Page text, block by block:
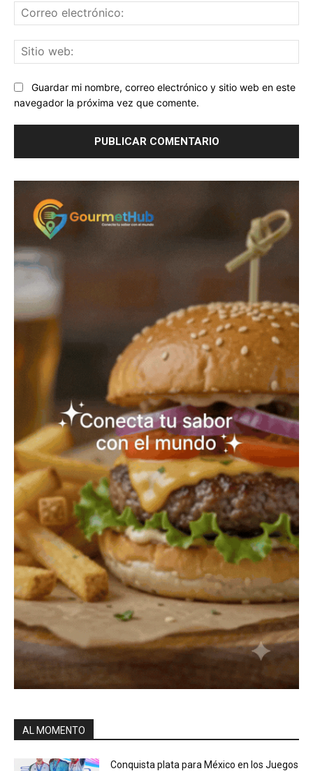
Guardar mi nombre, correo electrónico y sitio web en este
navegador la próxima vez que comente.
AL MOMENTO
Conquista plata para México en los Juegos